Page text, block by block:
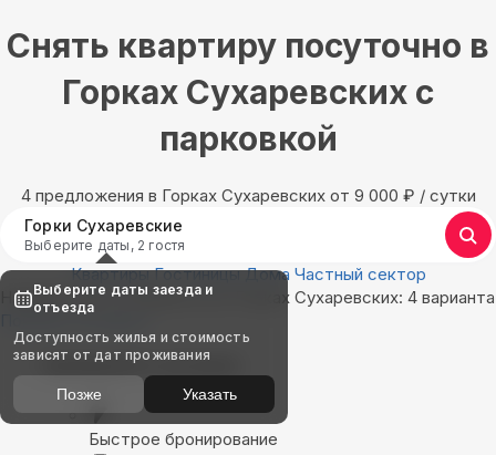
Снять квартиру посуточно в
Горках Сухаревских с
парковкой
4 предложения в Горках Сухаревских oт 9 000 ₽ / сутки
Горки Сухаревские
Выберите даты, 2 гостя
Квартиры Гостиницы Дома Частный сектор
Найдём, где остановиться в Горках Сухаревских: 4 варианта
Показать на карте
Выбирайте лучшее
Быстрое бронирование
Выберите даты заезда и
отъезда
Доступность жилья и стоимость
зависят от дат проживания
Позже Указать